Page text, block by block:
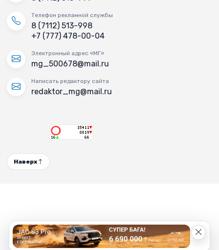
Телефон рекламной службы
8 (7112) 513-998
+7 (777) 478-00-04
Электронный адрес «МГ»
mg_500678@mail.ru
Написать редактору сайта
redaktor_mg@mail.ru
Наверх